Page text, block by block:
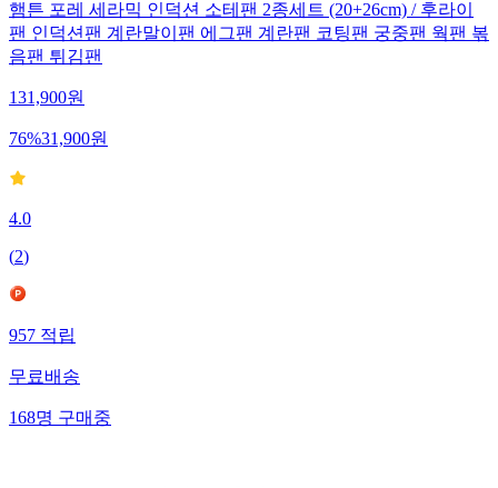
햄튼 포레 세라믹 인덕션 소테팬 2종세트 (20+26cm) / 후라이
팬 인덕션팬 계란말이팬 에그팬 계란팬 코팅팬 궁중팬 웍팬 볶
음팬 튀김팬
131,900원
76%31,900원
4.0
(2)
957적립
무료배송
168명구매중